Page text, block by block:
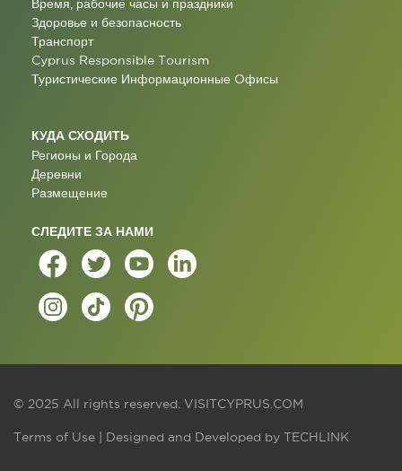
Время, рабочие часы и праздники
Здоровье и безопасность
Транспорт
Cyprus Responsible Tourism
Туристические Информационные Oфисы
КУДА СХОДИТЬ
Регионы и Города
Деревни
Размещение
СЛЕДИТЕ ЗА НАМИ
© 2025 All rights reserved. VISITCYPRUS.COM
Terms of Use | Designed and Developed by TECHLINK